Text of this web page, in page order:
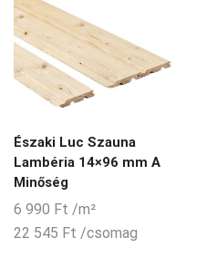
Északi Luc Szauna
Lambéria 14×96 mm A
Minőség
6 990 Ft /m²
22 545 Ft /csomag